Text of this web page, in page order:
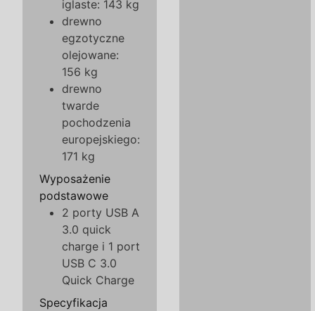
iglaste: 143 kg
drewno
egzotyczne
olejowane:
156 kg
drewno
twarde
pochodzenia
europejskiego:
171 kg
Wyposażenie
podstawowe
2 porty USB A
3.0 quick
charge i 1 port
USB C 3.0
Quick Charge
Specyfikacja